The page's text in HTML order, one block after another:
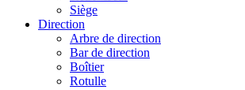
Siège
Direction
Arbre de direction
Bar de direction
Boîtier
Rotulle